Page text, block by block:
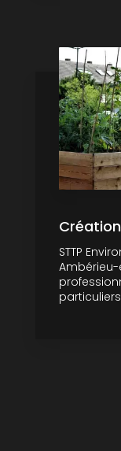
STTP